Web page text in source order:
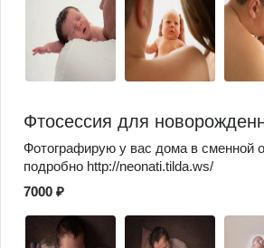
Фтосессия для
Фотографирую у вас дома в сменной
подробно http://neonati.tilda.ws/
7000 ₽